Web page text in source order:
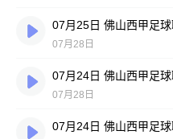
07月28日
07月28日